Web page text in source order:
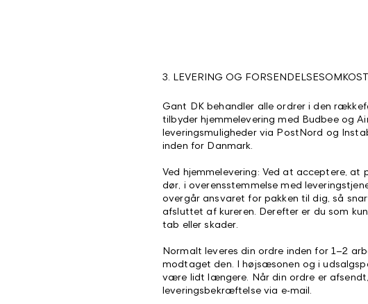
3. LEVERING OG
Gant DK behandler alle ordrer i den
tilbyder hjemmelevering med Budbee og
leveringsmuligheder via PostNord og
inden for Danmark.
Ved hjemmelevering: Ved at acceptere, at
dør, i overensstemmelse med
overgår ansvaret for pakken til dig, så
afsluttet af kureren. Derefter er du som
tab eller skader.
Normalt leveres din ordre inden for 1–2
modtaget den. I højsæsonen og i
være lidt længere. Når din ordre er
leveringsbekræftelse via e-mail.